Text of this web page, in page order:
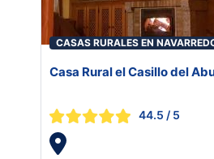
CASAS RURALES EN
Casa Rural el Casillo del
44.5 / 5